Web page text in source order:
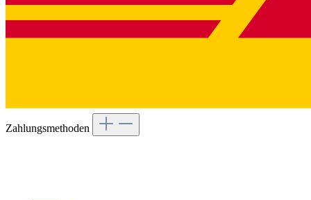
Zahlungsmethoden